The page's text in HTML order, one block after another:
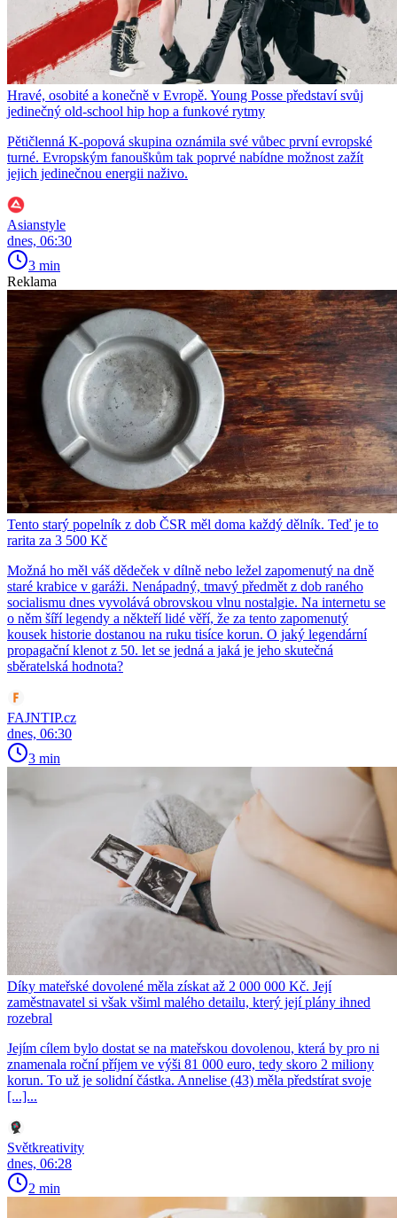
Hravé, osobité a konečně v Evropě. Young Posse představí svůj
jedinečný old-school hip hop a funkové rytmy
Pětičlenná K-popová skupina oznámila své vůbec první evropské
turné. Evropským fanouškům tak poprvé nabídne možnost zažít
jejich jedinečnou energii naživo.
Asianstyle
dnes, 06:30
3 min
Reklama
Tento starý popelník z dob ČSR měl doma každý dělník. Teď je to
rarita za 3 500 Kč
Možná ho měl váš dědeček v dílně nebo ležel zapomenutý na dně
staré krabice v garáži. Nenápadný, tmavý předmět z dob raného
socialismu dnes vyvolává obrovskou vlnu nostalgie. Na internetu se
o něm šíří legendy a někteří lidé věří, že za tento zapomenutý
kousek historie dostanou na ruku tisíce korun. O jaký legendární
propagační klenot z 50. let se jedná a jaká je jeho skutečná
sběratelská hodnota?
FAJNTIP.cz
dnes, 06:30
3 min
Díky mateřské dovolené měla získat až 2 000 000 Kč. Její
zaměstnavatel si však všiml malého detailu, který její plány ihned
rozebral
Jejím cílem bylo dostat se na mateřskou dovolenou, která by pro ni
znamenala roční příjem ve výši 81 000 euro, tedy skoro 2 miliony
korun. To už je solidní částka. Annelise (43) měla předstírat svoje
[...]...
Světkreativity
dnes, 06:28
2 min